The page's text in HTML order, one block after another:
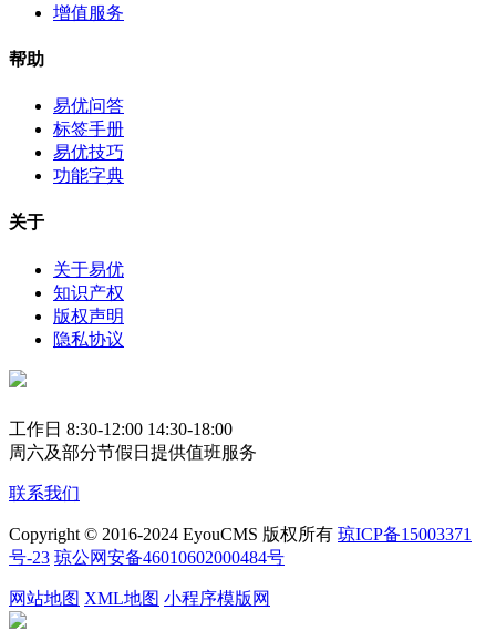
增值服务
帮助
易优问答
标签手册
易优技巧
功能字典
关于
关于易优
知识产权
版权声明
隐私协议
工作日 8:30-12:00 14:30-18:00
周六及部分节假日提供值班服务
联系我们
Copyright © 2016-2024 EyouCMS 版权所有 琼ICP备15003371
号-23 琼公网安备46010602000484号
网站地图 XML地图 小程序模版网